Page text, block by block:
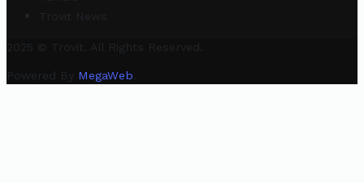
Trovit News
2025 © Trovit. All Rights Reserved.
Powered By MegaWeb